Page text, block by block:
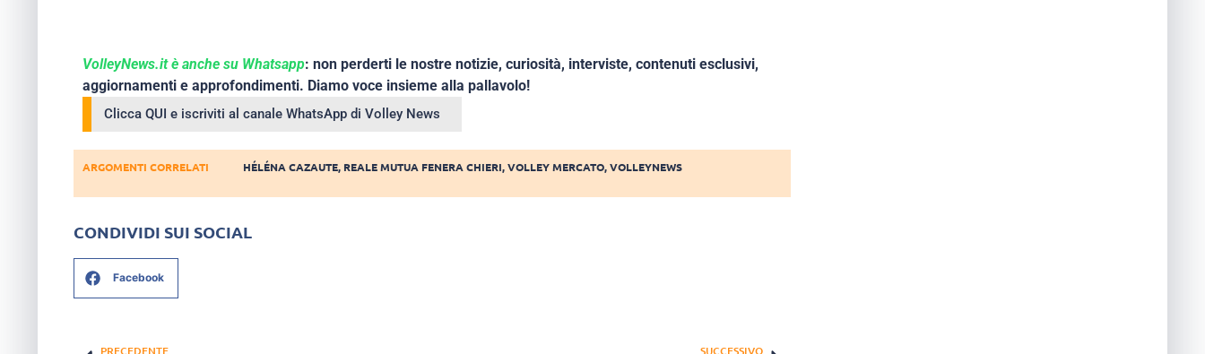
VolleyNews.it è anche su Whatsapp: non perderti le nostre notizie, curiosità, interviste, contenuti esclusivi,
aggiornamenti e approfondimenti. Diamo voce insieme alla pallavolo!
Clicca QUI e iscriviti al canale WhatsApp di Volley News
ARGOMENTI CORRELATI HÉLÉNA CAZAUTE, REALE MUTUA FENERA CHIERI,VOLLEY MERCATO,VOLLEYNEWS
CONDIVIDI SUI SOCIAL
Facebook
PRECEDENTE SUCCESSIVO